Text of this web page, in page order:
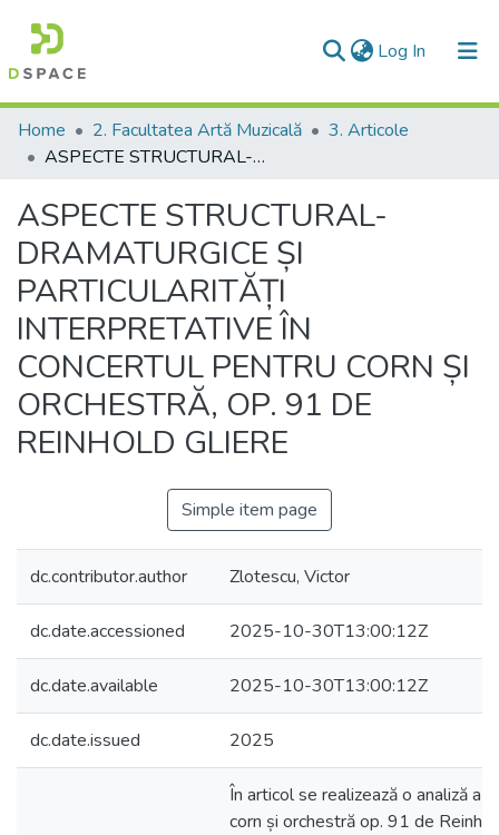
Log In (current)
Communities & Collections
All of DSpace
Statistics
Home 2. Facultatea Artă Muzicală
3. Articole
ASPECTE STRUCTURAL-DRAMATURGICE ȘI PARTICULARITĂȚI INTERPRETATIVE ÎN CONCERTUL PENTRU CORN ȘI ORCHESTRĂ, OP. 91 DE REINHOLD GLIERE
ASPECTE STRUCTURAL-
DRAMATURGICE ȘI
PARTICULARITĂȚI
INTERPRETATIVE ÎN
CONCERTUL PENTRU CORN ȘI
ORCHESTRĂ, OP. 91 DE
REINHOLD GLIERE
Simple item page
dc.contributor.author Zlotescu, Victor
dc.date.accessioned 2025-10-30T13:00:12Z
dc.date.available 2025-10-30T13:00:12Z
dc.date.issued 2025
În articol se realizează o analiză a
corn și orchestră op. 91 de